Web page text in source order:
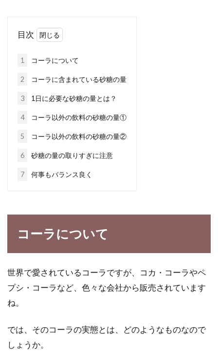
ネットで簡単に作れます！
野菜の食べ方はいろいろありますが、まず干し
野菜が頭に浮かぶ人は少ないと思います。干し
沖縄の味噌汁はもはやおかず並み！
簡単美味な作り方もご紹介
長寿番付で日本一になったことのある沖縄。沖
縄で暮らす人々は、昔から長寿なことで知られ
ています...
り組み＆海外への展開
味料として多くの人に使われています。国内の
醤油メー...
自由研究におすすめ！醤油を使った
目次
1 コーラについて
2 コーラに含まれている砂糖の量
3 1日に必要な砂糖の量とは？
4 コーラ以外の飲料の砂糖の量①
5 コーラ以外の飲料の砂糖の量②
6 砂糖の量の取りすぎに注意
7 何事もバランス良く
コーラについて
世界で愛されているコーラですが、コカ・コーラやペ
プシ・コーラなど、色々な会社から販売されています
ね。
では、そのコーラの実態とは、どのようなものなので
しょうか。